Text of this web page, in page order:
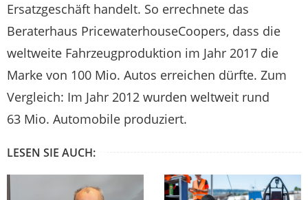
Ersatzgeschäft handelt. So errechnete das
Beraterhaus PricewaterhouseCoopers, dass die
weltweite Fahrzeugproduktion im Jahr 2017 die
Marke von 100 Mio. Autos erreichen dürfte. Zum
Vergleich: Im Jahr 2012 wurden weltweit rund
63 Mio. Automobile produziert.
LESEN SIE AUCH: